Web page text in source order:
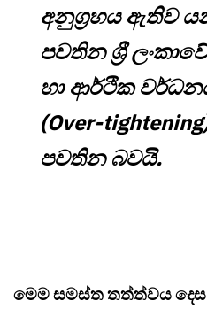
අනුග්‍රහය ඇතිව
පවතින ශ්‍රී
හා ආර්ථික
(Over-
පවතින බවයි.
මෙම සමස්ත තත්ත්වය දෙස